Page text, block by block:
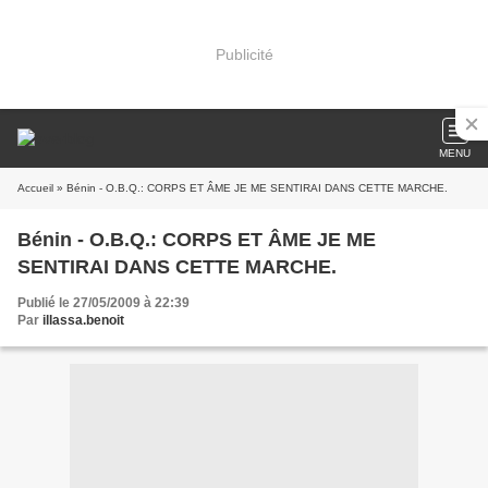
Publicité
MENU
Accueil » Bénin - O.B.Q.: CORPS ET ÂME JE ME SENTIRAI DANS CETTE MARCHE.
Bénin - O.B.Q.: CORPS ET ÂME JE ME
SENTIRAI DANS CETTE MARCHE.
Publié le 27/05/2009 à 22:39
Par illassa.benoit